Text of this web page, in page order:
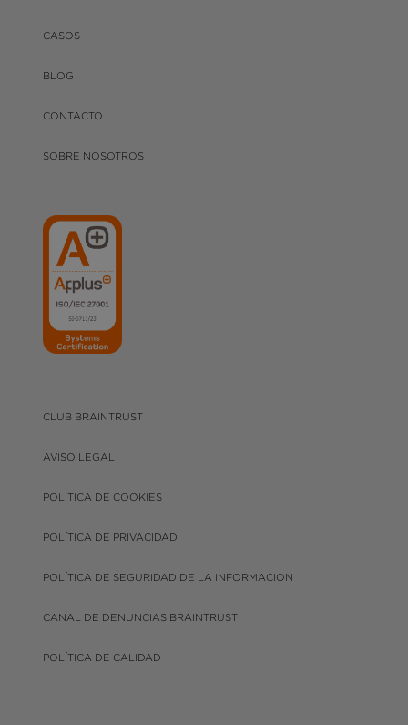
CASOS
BLOG
CONTACTO
SOBRE NOSOTROS
CLUB BRAINTRUST
AVISO LEGAL
POLÍTICA DE COOKIES
POLÍTICA DE PRIVACIDAD
POLÍTICA DE SEGURIDAD DE LA INFORMACION
CANAL DE DENUNCIAS BRAINTRUST
POLÍTICA DE CALIDAD